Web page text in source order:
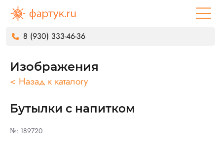
8 (930) 333-46-36
Изображения
< Назад к каталогу
Бутылки с напитком
№: 189720